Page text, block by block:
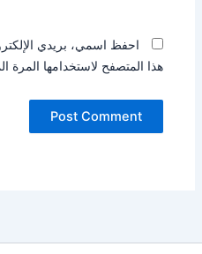
احفظ اسمي، بريدي
هذا المتصفح لاستخدامها المرة